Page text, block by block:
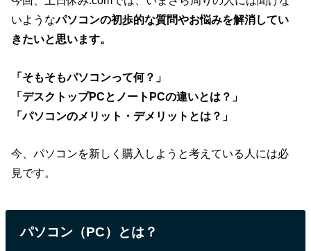
いようなパソコンの初歩的な質問やお悩みを解消してい
きたいと思います。
「そもそもパソコンって何？」
「デスクトップPCとノートPCの違いとは？」
「パソコンのメリット・デメリットとは？」
今、パソコンを新しく購入しようと考えている人には必
見です。
パソコン（PC）とは？